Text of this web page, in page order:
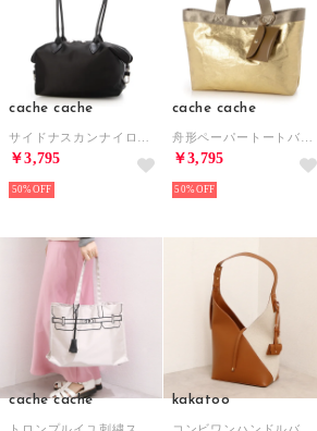
cache cache
￥3,795
50%
cache cache
￥3,795
50%
cache cache kakatoo